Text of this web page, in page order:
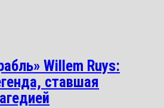
Willem Ruys:
ставшая